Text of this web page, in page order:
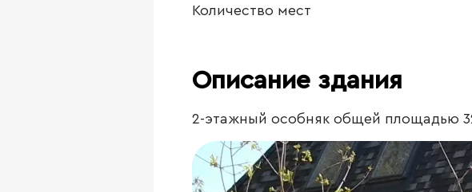
Количество мест
Описание здания
2-этажный особняк общей площадью